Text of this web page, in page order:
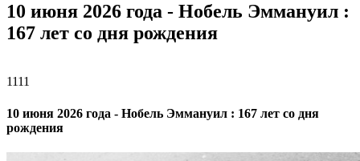
10 июня 2026 года - Нобель Эммануил :
167 лет со дня рождения
1111
10 июня 2026 года - Нобель Эммануил : 167 лет со дня
рождения